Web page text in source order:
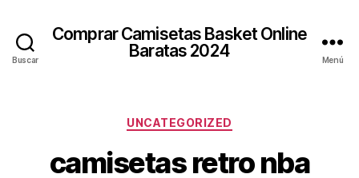
Buscar
Comprar Camisetas Basket Online
Baratas 2024
Menú
Categorías
UNCATEGORIZED
camisetas retro nba